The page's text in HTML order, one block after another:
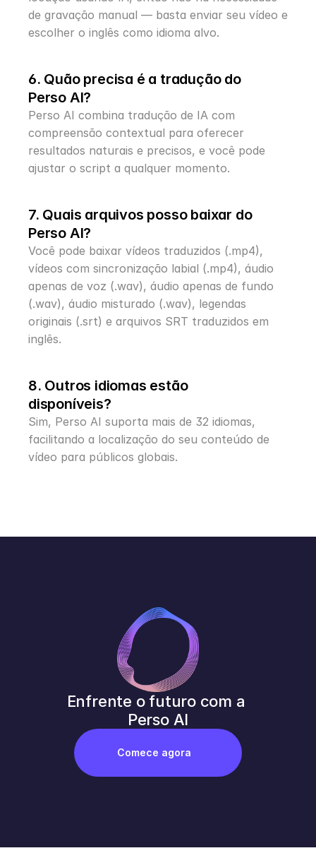
de gravação manual — basta enviar seu vídeo e
escolher o inglês como idioma alvo.
6. Quão precisa é a tradução do
Perso AI?
Perso AI combina tradução de IA com
compreensão contextual para oferecer
resultados naturais e precisos, e você pode
ajustar o script a qualquer momento.
7. Quais arquivos posso baixar do
Perso AI?
Você pode baixar vídeos traduzidos (.mp4),
vídeos com sincronização labial (.mp4), áudio
apenas de voz (.wav), áudio apenas de fundo
(.wav), áudio misturado (.wav), legendas
originais (.srt) e arquivos SRT traduzidos em
inglês.
8. Outros idiomas estão
disponíveis?
Sim, Perso AI suporta mais de 32 idiomas,
facilitando a localização do seu conteúdo de
vídeo para públicos globais.
Enfrente o futuro com a
Perso AI
Comece agora